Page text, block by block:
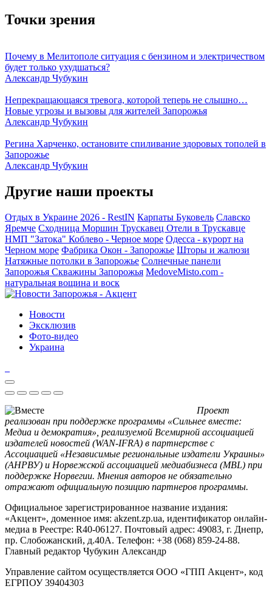
Точки зрения
Почему в Мелитополе ситуация с бензином и электричеством
будет только ухудшаться?
Александр Чубукин
Непрекращающаяся тревога, которой теперь не слышно…
Новые угрозы и вызовы для жителей Запорожья
Александр Чубукин
Регина Харченко, остановите спиливание здоровых тополей в
Запорожье
Александр Чубукин
Другие наши проекты
Отдых в Украине 2026 - RestIN Карпаты Буковель Славско
Яремче Сходница Моршин Трускавец Отели в Трускавце
НМП "Затока" Коблево - Черное море Одесса - курорт на
Черном море Фабрика Окон - Запорожье Шторы и жалюзи
Натяжные потолки в Запорожье Солнечные панели
Запорожья Скважины Запорожья MedoveMisto.com -
натуральная вощина и воск
Новости
Эксклюзив
Фото-видео
Украина
Проект
реализован при поддержке программы «Сильнее вместе:
Медиа и демократия», реализуемой Всемирной ассоциацией
издателей новостей (WAN-IFRA) в партнерстве с
Ассоциацией «Независимые региональные издатели Украины»
(АНРВУ) и Норвежской ассоциацией медиабизнеса (MBL) при
поддержке Норвегии. Мнения авторов не обязательно
отражают официальную позицию партнеров программы.
Официальное зарегистрированное название издания:
«Акцент», доменное имя: akzent.zp.ua, идентификатор онлайн-
медиа в Реестре: R40-06127. Почтовый адрес: 49083, г. Днепр,
пр. Слобожанский, д.40А. Телефон: +38 (068) 859-24-88.
Главный редактор Чубукин Александр
Управление сайтом осуществляется ООО «ГПП Акцент», код
ЕГРПОУ 39404303